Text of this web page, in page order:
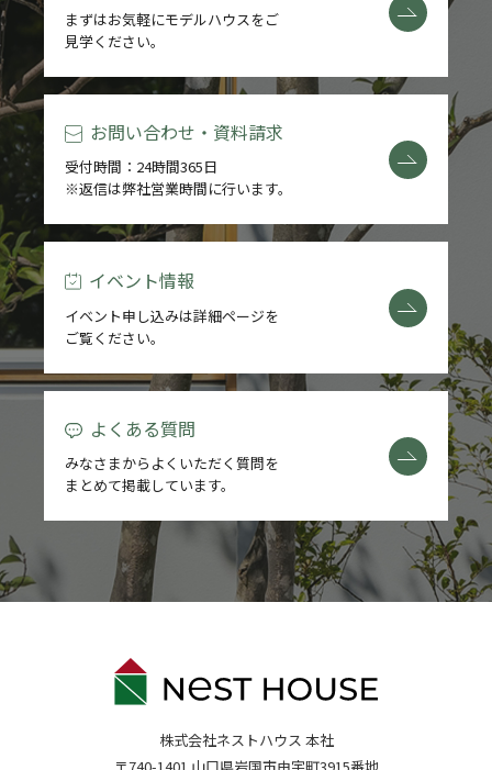
まずはお気軽にモデルハウスをご
見学ください。
お問い合わせ・資料請求
受付時間：24時間365日
※返信は弊社営業時間に行います。
イベント情報
イベント申し込みは詳細ページを
ご覧ください。
よくある質問
みなさまからよくいただく質問を
まとめて掲載しています。
株式会社ネストハウス 本社